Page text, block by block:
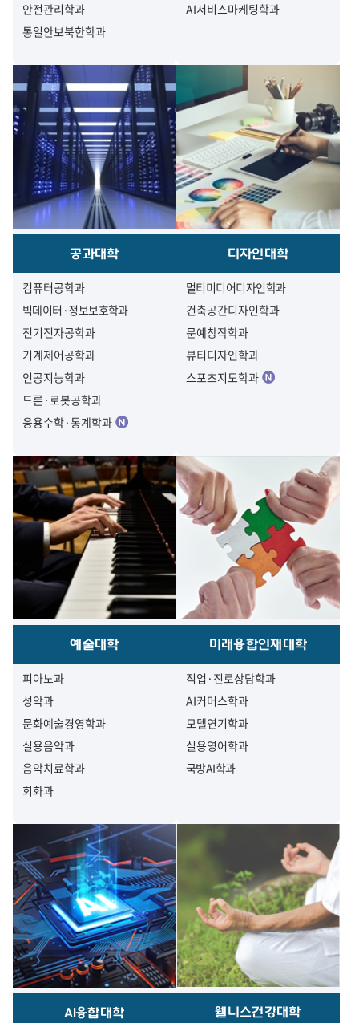
안전관리학과
통일안보북한학과
AI서비스마케팅학과
공과대학
컴퓨터공학과
빅데이터·정보보호학과
전기전자공학과
기계제어공학과
인공지능학과
드론·로봇공학과
응용수학·통계학과
디자인대학
멀티미디어디자인학과
건축공간디자인학과
문예창작학과
뷰티디자인학과
스포츠지도학과
예술대학
피아노과
성악과
문화예술경영학과
실용음악과
음악치료학과
회화과
미래융합인재대학
직업·진로상담학과
AI커머스학과
모델연기학과
실용영어학과
국방AI학과
AI융합대학 웰니스건강대학